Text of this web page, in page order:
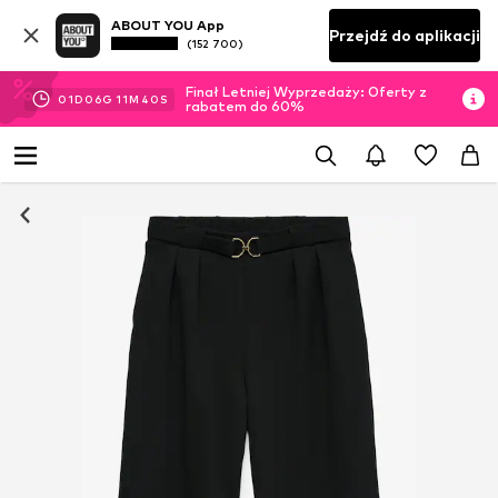
ABOUT YOU App
(152 700) Przejdź do aplikacji
01D 06G 11M 39 S
Finał Letniej Wyprzedaży: Oferty z
rabatem do 60%